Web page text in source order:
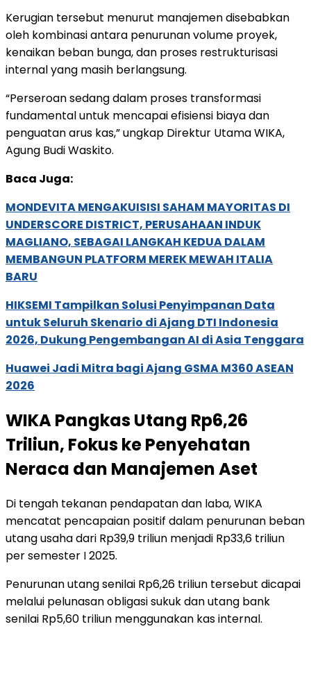
Kerugian tersebut menurut manajemen disebabkan
oleh kombinasi antara penurunan volume proyek,
kenaikan beban bunga, dan proses restrukturisasi
internal yang masih berlangsung.
“Perseroan sedang dalam proses transformasi
fundamental untuk mencapai efisiensi biaya dan
penguatan arus kas,” ungkap Direktur Utama WIKA,
Agung Budi Waskito.
Baca Juga:
MONDEVITA MENGAKUISISI SAHAM MAYORITAS DI
UNDERSCORE DISTRICT, PERUSAHAAN INDUK
MAGLIANO, SEBAGAI LANGKAH KEDUA DALAM
MEMBANGUN PLATFORM MEREK MEWAH ITALIA
BARU
HIKSEMI Tampilkan Solusi Penyimpanan Data
untuk Seluruh Skenario di Ajang DTI Indonesia
2026, Dukung Pengembangan AI di Asia Tenggara
Huawei Jadi Mitra bagi Ajang GSMA M360 ASEAN
2026
WIKA Pangkas Utang Rp6,26
Triliun, Fokus ke Penyehatan
Neraca dan Manajemen Aset
Di tengah tekanan pendapatan dan laba, WIKA
mencatat pencapaian positif dalam penurunan beban
utang usaha dari Rp39,9 triliun menjadi Rp33,6 triliun
per semester I 2025.
Penurunan utang senilai Rp6,26 triliun tersebut dicapai
melalui pelunasan obligasi sukuk dan utang bank
senilai Rp5,60 triliun menggunakan kas internal.